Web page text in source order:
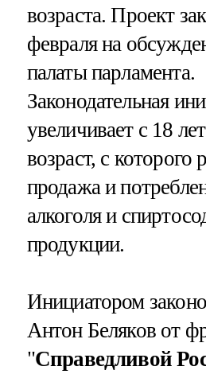
возраста. Проект
февраля на
палаты парламента.
Законодательная
увеличивает с 18
возраст, с которого
продажа и
алкоголя и
продукции.
Инициатором
Антон Беляков от
"Справедливой